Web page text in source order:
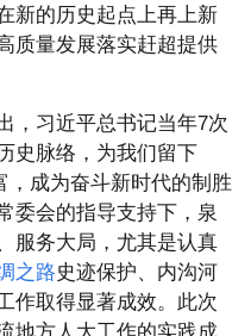
新的历史起点上再上新
质量发展落实赶超提供
，习近平总书记当年7次
史脉络，为我们留下
，成为奋斗新时代的制胜
委会的指导支持下，泉
服务大局，尤其是认真
之路史迹保护、内沟河
作取得显著成效。此次